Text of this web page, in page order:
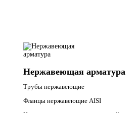
Нержавеющая арматура
Трубы нержавеющие
Фланцы нержавеющие AISI